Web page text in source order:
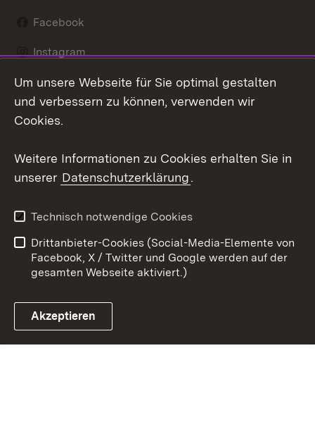
Facebook
Instagram
LinkedIn
Link zum Landesportal
Datenschutz
Barrierefreiheit
Impressum
Cookies
Um unsere Webseite für Sie optimal gestalten
und verbessern zu können, verwenden wir
Cookies.
Weitere Informationen zu Cookies erhalten Sie in
unserer Datenschutzerklärung.
Technisch notwendige Cookies
Drittanbieter-Cookies (Social-Media-Elemente von
Facebook, X / Twitter und Google werden auf der
gesamten Webseite aktiviert.)
Akzeptieren